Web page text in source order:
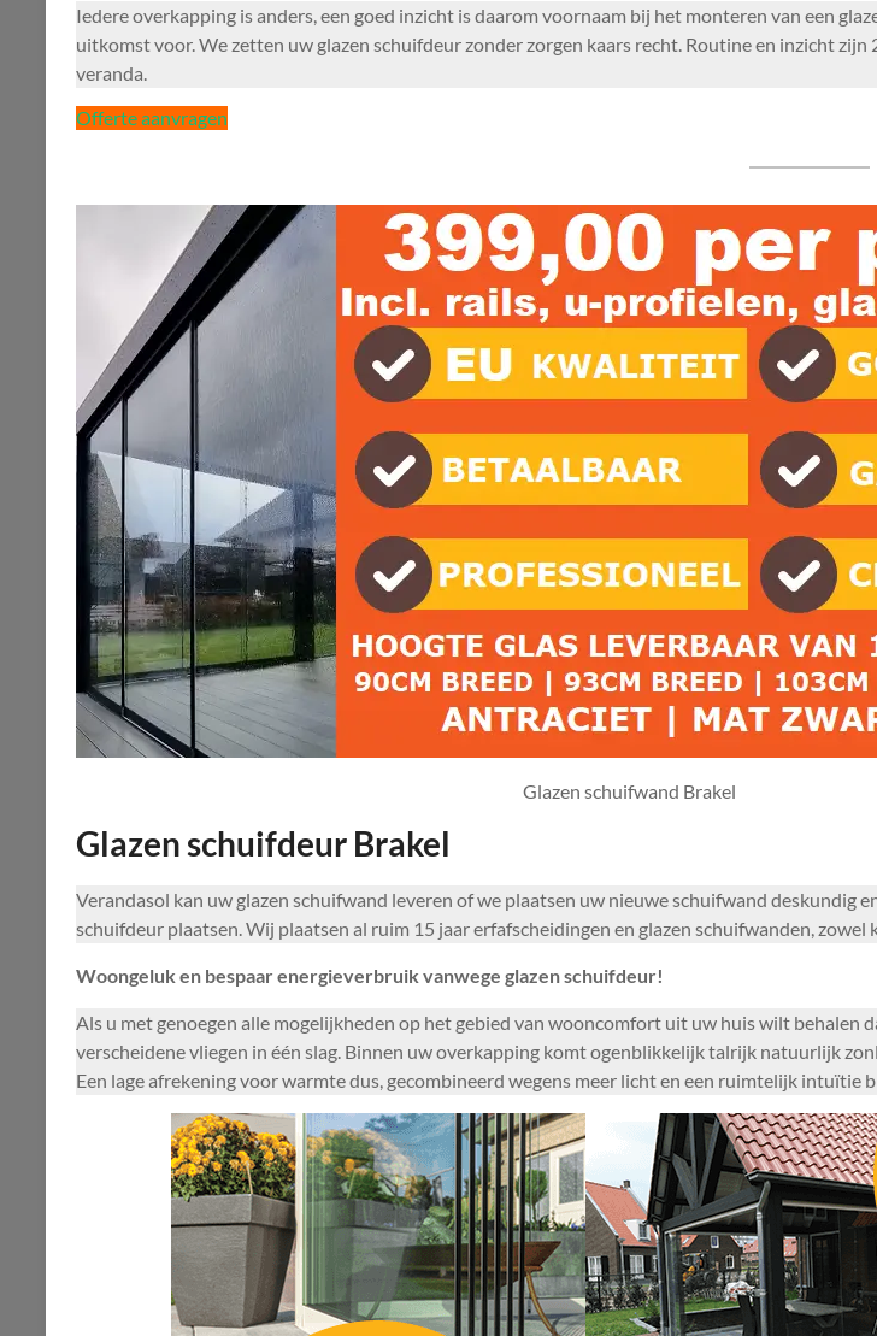
Iedere overkapping is anders, een goed inzicht is daarom voornaam bij het monteren van een
uitkomst voor. We zetten uw glazen schuifdeur zonder zorgen kaars recht. Routine en inzicht
veranda.
Offerte aanvragen
Glazen schuifwand Brakel
Glazen schuifdeur Brakel
Verandasol kan uw glazen schuifwand leveren of we plaatsen uw nieuwe schuifwand deskundig
schuifdeur plaatsen. Wij plaatsen al ruim 15 jaar erfafscheidingen en glazen schuifwanden,
Woongeluk en bespaar energieverbruik vanwege glazen schuifdeur!
Als u met genoegen alle mogelijkheden op het gebied van wooncomfort uit uw huis wilt behalen
verscheidene vliegen in één slag. Binnen uw overkapping komt ogenblikkelijk talrijk natuurlijk
Een lage afrekening voor warmte dus, gecombineerd wegens meer licht en een ruimtelijk intuïtie